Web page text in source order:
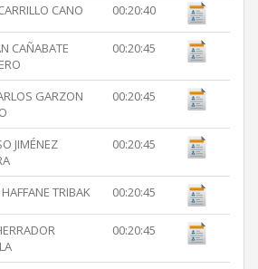
CANO 00:20:40
CAÑABATE
00:20:45
GARZON
00:20:45
JIMÉNEZ
00:20:45
TRIBAK 00:20:45
00:20:45